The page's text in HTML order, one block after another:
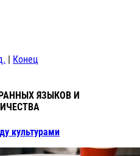
| Конец
ЯЗЫКОВ И
культурами